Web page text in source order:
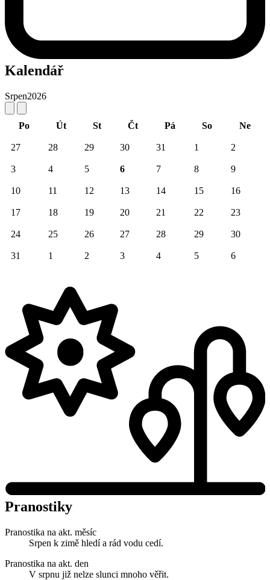
Kalendář
Srpen2026
Po Út St Čt Pá So Ne
27 28 29 30 31 1 2
3 4 5 6 7 8 9
10 11 12 13 14 15 16
17 18 19 20 21 22 23
24 25 26 27 28 29 30
31 1 2 3 4 5 6
Pranostiky
Pranostika na akt. měsíc
Srpen k zimě hledí a rád vodu cedí.
Pranostika na akt. den
V srpnu již nelze slunci mnoho věřit.